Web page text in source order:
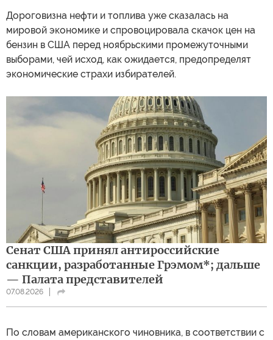
Дороговизна нефти и топлива уже сказалась на
мировой экономике и спровоцировала скачок цен на
бензин в США перед ноябрьскими промежуточными
выборами, чей исход, как ожидается, предопределят
экономические страхи избирателей.
Сенат США принял антироссийские
санкции, разработанные Грэмом*; дальше
— Палата представителей
07.08.2026
По словам американского чиновника, в соответствии с